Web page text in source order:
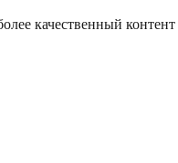
качественный контент